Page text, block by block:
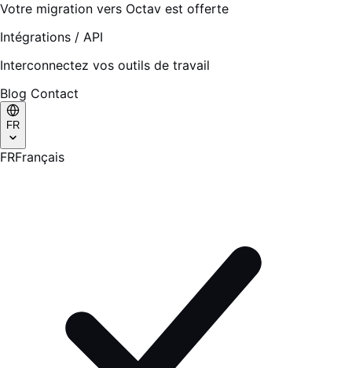
Votre migration vers Octav est offerte
Intégrations / API
Interconnectez vos outils de travail
Blog Contact
FR
FRFrançais